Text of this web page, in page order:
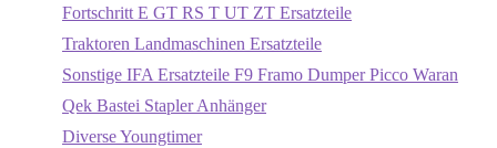
Fortschritt E GT RS T UT ZT Ersatzteile
Traktoren Landmaschinen Ersatzteile
Sonstige IFA Ersatzteile F9 Framo Dumper Picco Waran
Qek Bastei Stapler Anhänger
Diverse Youngtimer